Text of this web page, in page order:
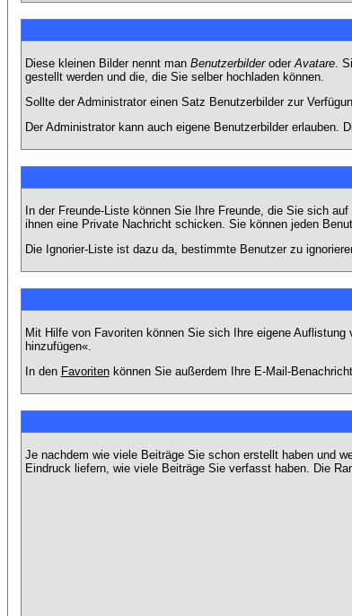
Diese kleinen Bilder nennt man BenutzerbilderoderAvatare.
gestellt werden und die, die Sie selber hochladen können.
Sollte der Administrator einen Satz Benutzerbilder zur
Der Administrator kann auch eigene Benutzerbilder erlauben.
In der Freunde-Liste können Sie Ihre Freunde, die Sie sich
ihnen eine Private Nachricht schicken. Sie können jeden
Die Ignorier-Liste ist dazu da, bestimmte Benutzer zu
Mit Hilfe von Favoriten können Sie sich Ihre eigene
hinzufügen«.
In den Favoritenkönnen Sie außerdem Ihre E-Mail-
Je nachdem wie viele Beiträge Sie schon erstellt haben und
Eindruck liefern, wie viele Beiträge Sie verfasst haben. Die